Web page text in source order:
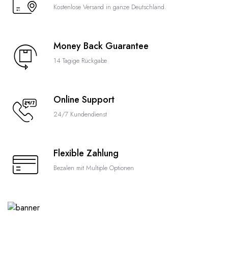
Kostenlose Versand in ganze Deutschland.
Money Back Guarantee
14 Tagige Rückgabe
Online Support
24/7 Kundendienst
Flexible Zahlung
Bezalen mit Multiple Optionen